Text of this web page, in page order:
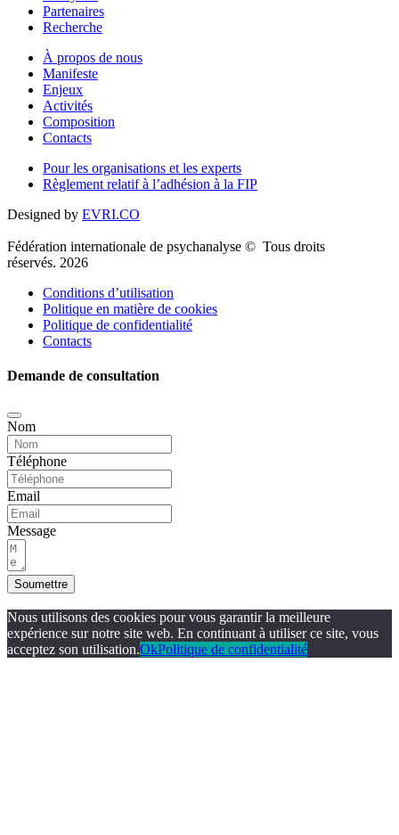
Partenaires
Recherche
À propos de nous
Manifeste
Enjeux
Activités
Composition
Contacts
Pour les organisations et les experts
Règlement relatif à l’adhésion à la FIP
Designed by EVRI.CO
Fédération internationale de psychanalyse © Tous droits
réservés. 2026
Conditions d’utilisation
Politique en matière de cookies
Politique de confidentialité
Contacts
Demande de consultation
Nom
Téléphone
Email
Message
Soumettre
Nous utilisons des cookies pour vous garantir la meilleure
expérience sur notre site web. En continuant à utiliser ce site, vous
acceptez son utilisation.OkPolitique de confidentialité